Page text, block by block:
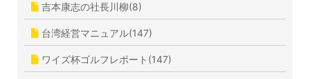
吉本康志の社長川柳(8)
台湾経営マニュアル(147)
ワイズ杯ゴルフレポート(147)